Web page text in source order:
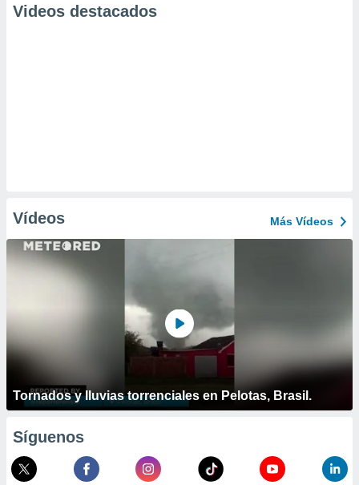
Videos destacados
Vídeos Más Vídeos
Tornados y lluvias torrenciales en Pelotas, Brasil.
Síguenos